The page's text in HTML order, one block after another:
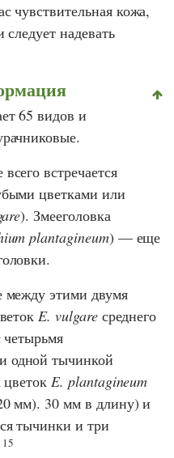
чувствительная кожа,
надевать
65 видов и
встречается
цветками или
). Змееголовка
plantagineum) — еще
между этими двумя
E. vulgareсреднего
одной тычинкой
цветокE. plantagineum
мм). 30 мм в длину) и
тычинки и три
15